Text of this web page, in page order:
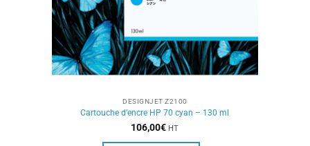
DESIGNJET Z2100
Cartouche d’encre HP 70 cyan – 130 ml
106,00€ HT